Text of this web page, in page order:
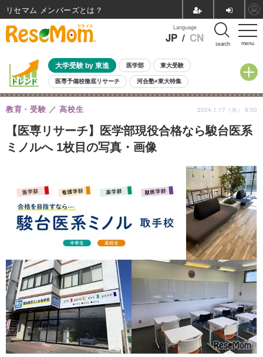
menu
Language
JP / CN search
大学受験 by 東進 医学部 東大受験
医専予備校徹底リサーチ 河合塾×東大特集
親子で考える大学選び 高校受験 中学受験 小学校受験
共通テスト 夏休み
8月開催イベント・WS 全国公立高校 過去問 人気記事
自由研究教材（小学生向け） 自由研究教材（中学生向け）
【医専リサーチ】医学部現役合格なら駿台医系
ミノルへ 1枚目の写真・画像
教育・受験 高校生 2024.1.17（水） 9:00
リセマム メンバーズ